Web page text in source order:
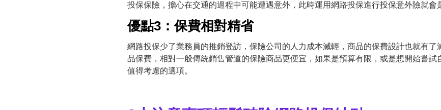
投保保險，擔心在交通的過程中可能遭遇意外，此時運用網路投保進行投保意外險就會
優點3：保費相對精省
網路投保少了業務員的推銷登訪，保險公司的人力成本減輕，商品的保費設計也就有了
品保費，相對一般傳統銷售管道的保險商品更便宜，如果是預算有限，或是想開始嘗試
值得考慮的選項。